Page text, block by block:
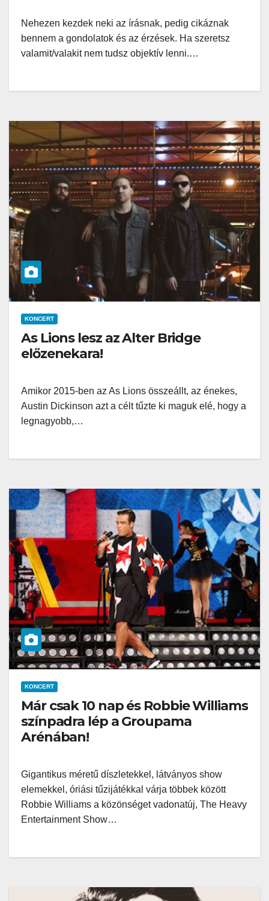
Nehezen kezdek neki az írásnak, pedig cikáznak
bennem a gondolatok és az érzések. Ha szeretsz
valamit/valakit nem tudsz objektív lenni.…
KONCERT
As Lions lesz az Alter Bridge
előzenekara!
Amikor 2015-ben az As Lions összeállt, az énekes,
Austin Dickinson azt a célt tűzte ki maguk elé, hogy a
legnagyobb,…
KONCERT
Már csak 10 nap és Robbie Williams
színpadra lép a Groupama
Arénában!
Gigantikus méretű díszletekkel, látványos show
elemekkel, óriási tűzijátékkal várja többek között
Robbie Williams a közönséget vadonatúj, The Heavy
Entertainment Show…